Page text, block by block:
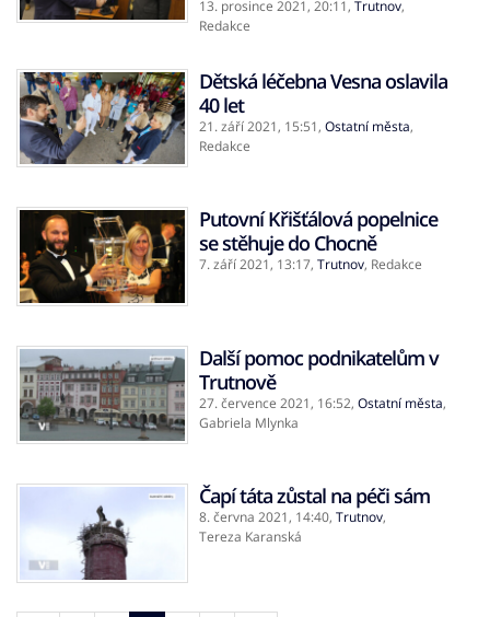
13. prosince 2021, 20:11, Trutnov,
Redakce
Dětská léčebna Vesna oslavila
40 let
21. září 2021, 15:51, Ostatní města,
Redakce
Putovní Křišťálová popelnice
se stěhuje do Chocně
7. září 2021, 13:17, Trutnov, Redakce
Další pomoc podnikatelům v
Trutnově
27. července 2021, 16:52, Ostatní města,
Gabriela Mlynka
Čapí táta zůstal na péči sám
8. června 2021, 14:40, Trutnov,
Tereza Karanská